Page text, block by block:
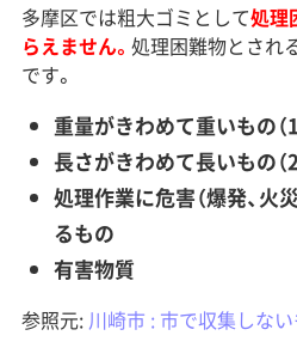
多摩区では粗大ゴミとして処理
らえません。 処理困難物とされ
です。
重量がきわめて重いもの（
長さがきわめて長いもの（
処理作業に危害（爆発、火
るもの
有害物質
参照元: 川崎市 : 市で収集しな